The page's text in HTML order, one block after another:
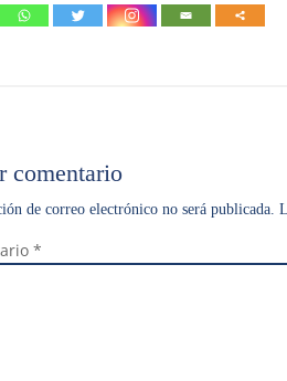
comentario
de correo electrónico no será publicada.
*